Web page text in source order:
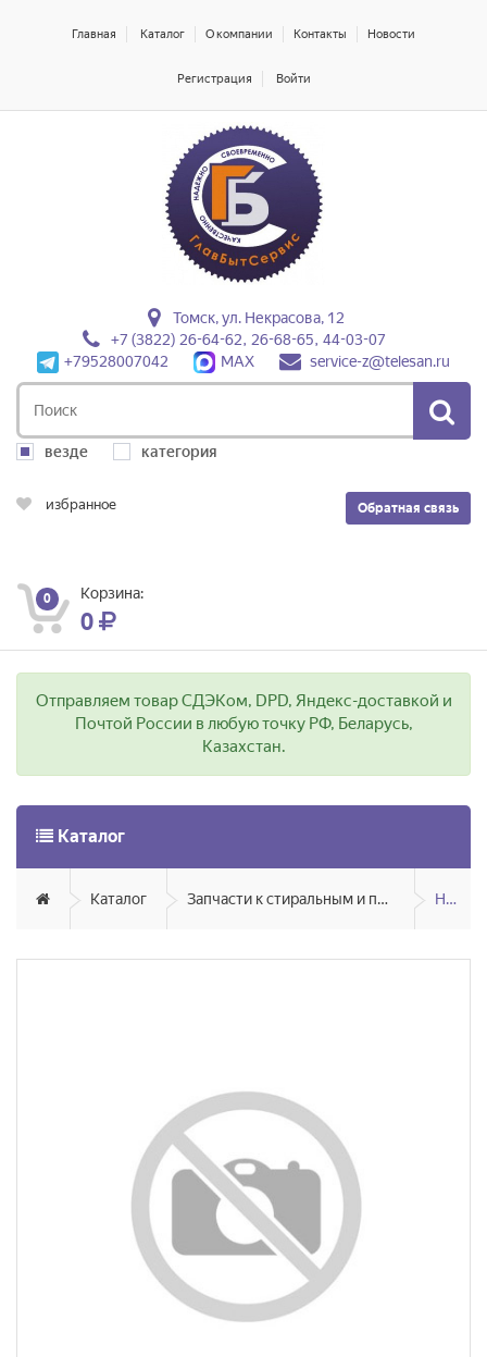
Главная Каталог О компании Контакты Новости
Регистрация Войти
Томск, ул. Некрасова, 12
+7 (3822) 26-64-62, 26-68-65, 44-03-07
+79528007042
MAX service-z@telesan.ru
везде категория
Обратная связь
избранное
0 Корзина:
0
Отправляем товар СДЭКом, DPD, Яндекс-доставкой и
Почтой России в любую точку РФ, Беларусь,
Казахстан.
Каталог
Каталог Запчасти к стиральным и посудомоечным машинам Насосы